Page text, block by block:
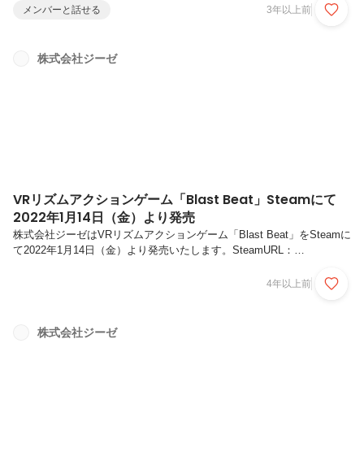
「独立時・創業時の苦悩」や「ジーゼの成り立ちと今後」など、これま
申し上げます。●該当リンク
メンバーと話せる 3年以上前
株式会社ジーゼ
VRリズムアクションゲーム「Blast Beat」Steamにて
2022年1月14日（金）より発売
株式会社ジーゼはVRリズムアクションゲーム「Blast Beat」をSteamに
て2022年1月14日（金）より発売いたします。SteamURL：
「BlastBeat」はファンタジー世界を舞台にしたVRリズムアクションゲ
乗って弾き、近接攻撃を避けて派手な反撃を決めましょう！発売に向け
4年以上前
株式会社ジーゼ